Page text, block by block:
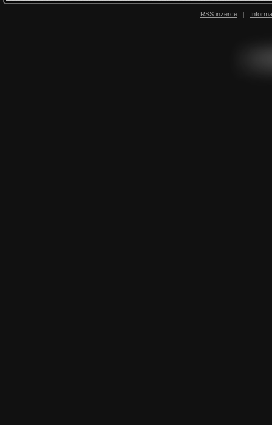
RSS inzerce |